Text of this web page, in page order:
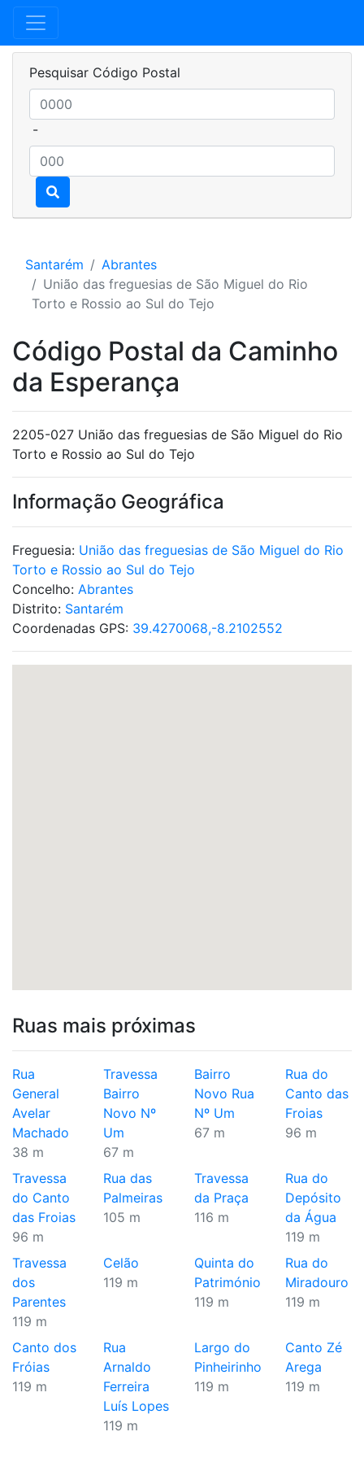
Pesquisar Código Postal
-
Santarém
Abrantes
União das freguesias de São Miguel do Rio
Torto e Rossio ao Sul do Tejo
Código Postal da Caminho
da Esperança
2205-027 União das freguesias de São Miguel do Rio
Torto e Rossio ao Sul do Tejo
Informação Geográfica
Freguesia: União das freguesias de São Miguel do Rio
Torto e Rossio ao Sul do Tejo
Concelho: Abrantes
Distrito: Santarém
Coordenadas GPS: 39.4270068,-8.2102552
Ruas mais próximas
Rua
General
Avelar
Machado
38 m
Travessa
Bairro
Novo Nº
Um
67 m
Bairro
Novo Rua
Nº Um
67 m
Rua do
Canto das
Froias
96 m
Travessa
do Canto
das Froias
96 m
Rua das
Palmeiras
105 m
Travessa
da Praça
116 m
Rua do
Depósito
da Água
119 m
Travessa
dos
Parentes
119 m
Celão
119 m
Quinta do
Património
119 m
Rua do
Miradouro
119 m
Canto dos
Fróias
119 m
Rua
Arnaldo
Ferreira
Luís Lopes
119 m
Largo do
Pinheirinho
119 m
Canto Zé
Arega
119 m